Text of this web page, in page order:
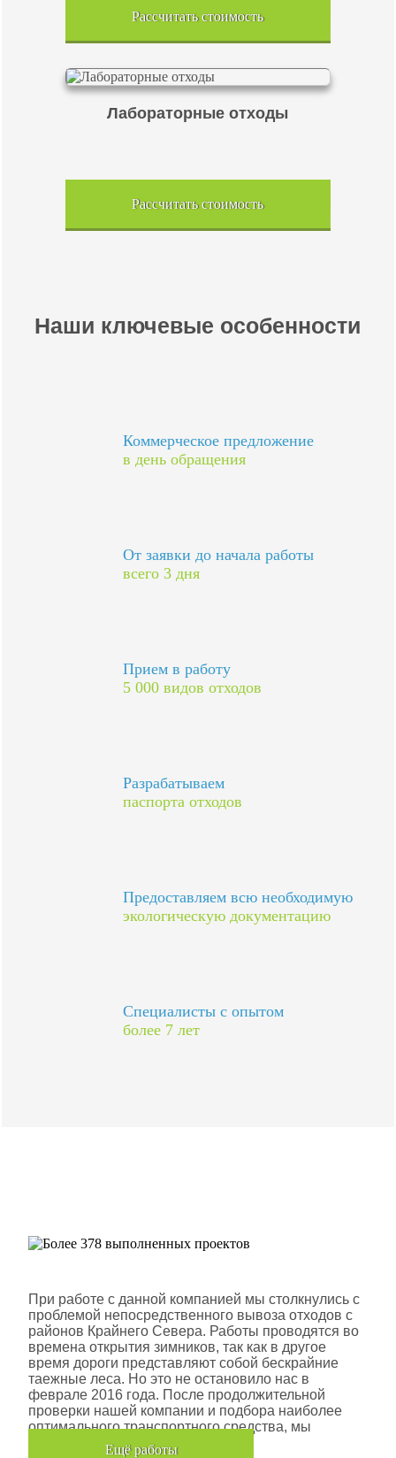
Рассчитать стоимость
Лабораторные отходы
Рассчитать стоимость
Наши ключевые особенности
Коммерческое предложение
в день обращения
От заявки до начала работы
всего 3 дня
Прием в работу
5 000 видов отходов
Разрабатываем
паспорта отходов
Предоставляем всю необходимую
экологическую документацию
Специалисты с опытом
более 7 лет
При работе с данной компанией мы столкнулись с
проблемой непосредственного вывоза отходов с
районов Крайнего Севера. Работы проводятся во
времена открытия зимников, так как в другое
время дороги представляют собой бескрайние
таежные леса. Но это не остановило нас в
феврале 2016 года. После продолжительной
проверки нашей компании и подбора наиболее
оптимального транспортного средства, мы
помогли данной компании.
Eщё работы